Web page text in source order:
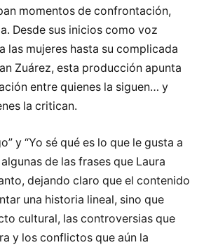
momentos de confrontación,
Desde sus inicios como voz
las mujeres hasta su complicada
Zuárez, esta producción apunta
entre quienes la siguen… y
la critican.
y “Yo sé qué es lo que le gusta a
de las frases que Laura
dejando claro que el contenido
una historia lineal, sino que
cultural, las controversias que
y los conflictos que aún la